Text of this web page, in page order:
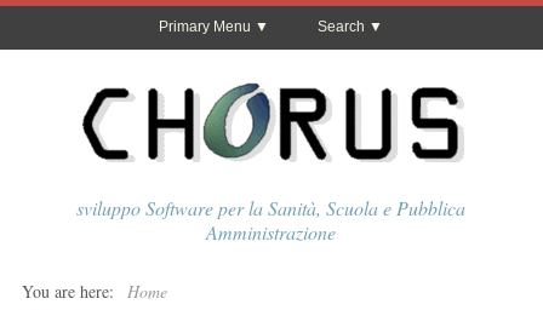
Primary Menu Search
sviluppo Software per la Sanità, Scuola e Pubblica
Amministrazione
You are here: Home